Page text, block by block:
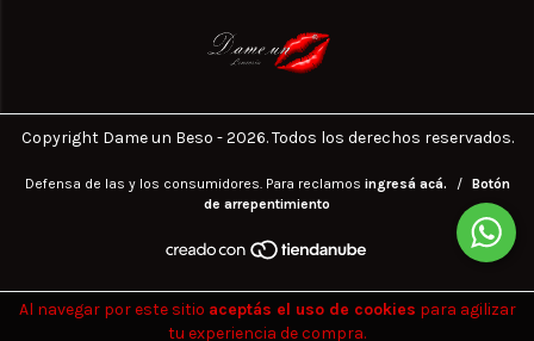
Al navegar por este sitio aceptás el uso de cookies para agilizar
tu experiencia de compra.
Copyright Dame un Beso - 2026. Todos los derechos reservados.
Defensa de las y los consumidores. Para reclamos ingresá acá. /
Botón
de arrepentimiento